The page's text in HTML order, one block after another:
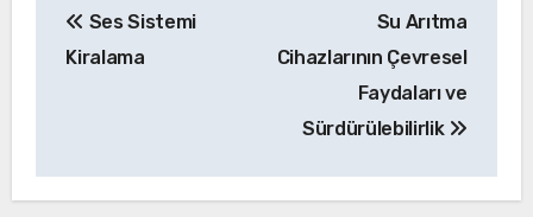
gezinmesi
Ses Sistemi
Kiralama
Su Arıtma
Cihazlarının Çevresel
Faydaları ve
Sürdürülebilirlik